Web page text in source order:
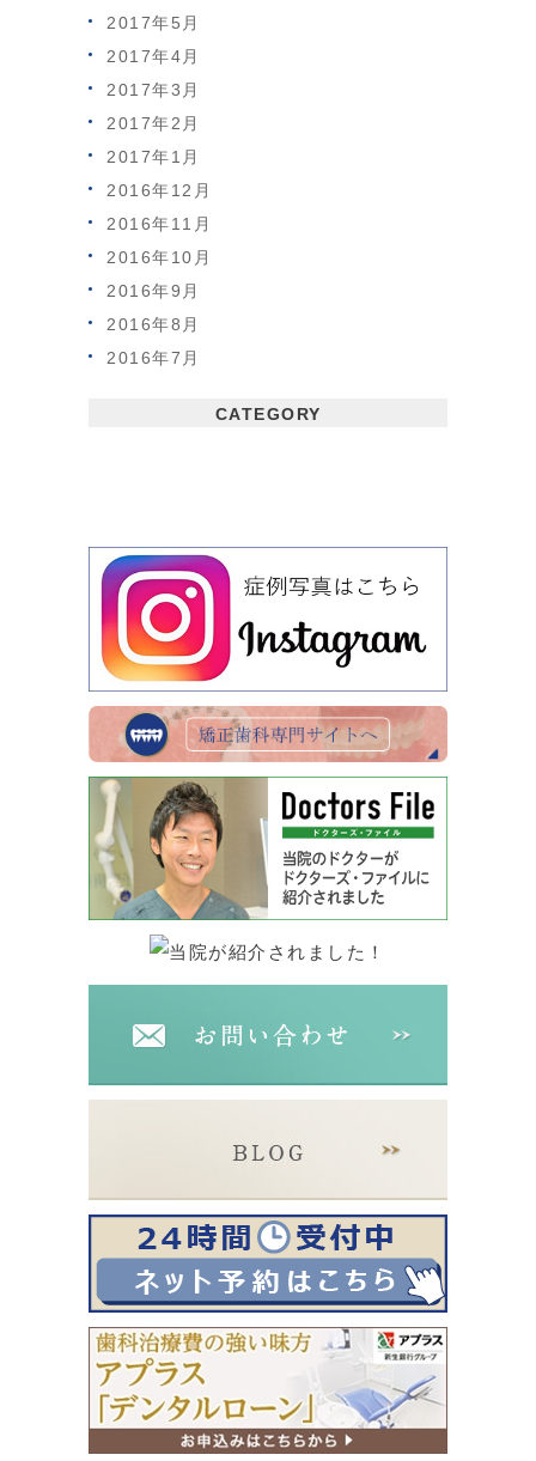
2017年5月
2017年4月
2017年3月
2017年2月
2017年1月
2016年12月
2016年11月
2016年10月
2016年9月
2016年8月
2016年7月
CATEGORY